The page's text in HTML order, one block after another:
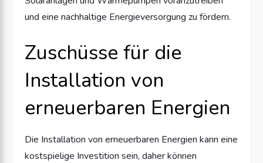
und eine nachhaltige Energieversorgung zu fördern.
Zuschüsse für die
Installation von
erneuerbaren Energien
Die Installation von erneuerbaren Energien kann eine
kostspielige Investition sein, daher können